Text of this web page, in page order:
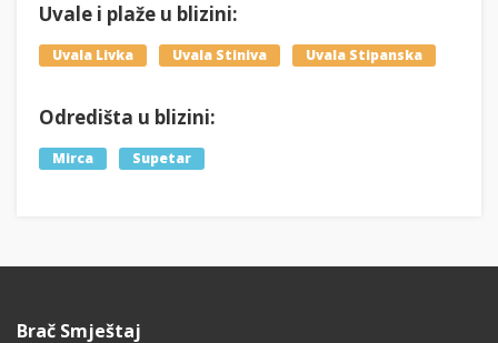
Uvale i plaže u blizini:
Uvala Livka Uvala Stiniva Uvala Stipanska
Odredišta u blizini:
Mirca Supetar
Brač Smještaj